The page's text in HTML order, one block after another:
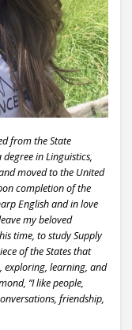
from the State
in Linguistics,
moved to the United
completion of the
English and in love
my beloved
time, to study Supply
of the States that
exploring, learning, and
“I like people,
friendship,